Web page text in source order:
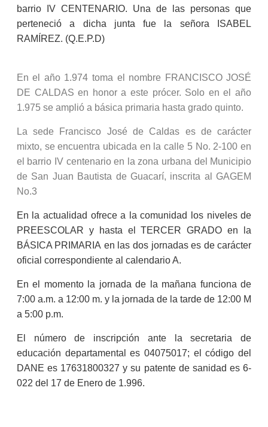
barrio IV CENTENARIO. Una de las personas que
perteneció a dicha junta fue la señora ISABEL
RAMÍREZ. (Q.E.P.D)
En el año 1.974 toma el nombre FRANCISCO JOSÉ
DE CALDAS en honor a este prócer. Solo en el año
1.975 se amplió a básica primaria hasta grado quinto.
La sede Francisco José de Caldas es de carácter
mixto, se encuentra ubicada en la calle 5 No. 2-100 en
el barrio IV centenario en la zona urbana del Municipio
de San Juan Bautista de Guacarí, inscrita al GAGEM
No.3
En la actualidad ofrece a la comunidad los niveles de
PREESCOLAR y hasta el TERCER GRADO en la
BÁSICA PRIMARIA en las dos jornadas es de carácter
oficial correspondiente al calendario A.
En el momento la jornada de la mañana funciona de
7:00 a.m. a 12:00 m. y la jornada de la tarde de 12:00 M
a 5:00 p.m.
El número de inscripción ante la secretaria de
educación departamental es 04075017; el código del
DANE es 17631800327 y su patente de sanidad es 6-
022 del 17 de Enero de 1.996.